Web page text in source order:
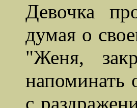
Девочка
думая о
"Женя,
напоминать
с